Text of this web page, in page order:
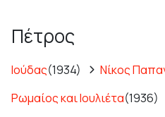
Πέτρος
Ιούδας(1934)
Νίκος
Ρωμαίος και Ιουλιέτα(1936)